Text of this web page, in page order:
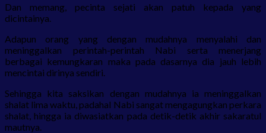
Dan memang, pecinta sejati akan patuh kepada yang
dicintainya.
Adapun orang yang dengan mudahnya menyalahi dan
meninggalkan perintah-perintah Nabi serta menerjang
berbagai kemungkaran maka pada dasarnya dia jauh lebih
mencintai dirinya sendiri.
Sehingga kita saksikan dengan mudahnya ia meninggalkan
shalat lima waktu, padahal Nabi sangat mengagungkan perkara
shalat, hingga ia diwasiatkan pada detik-detik akhir sakaratul
mautnya.